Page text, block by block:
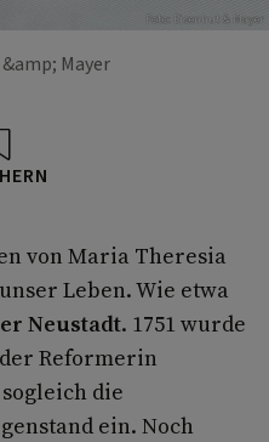
Foto: Eisenhut & Mayer
Mayer
von Maria Theresia
Leben. Wie etwa
Neustadt. 1751 wurde
Reformerin
die
ein. Noch